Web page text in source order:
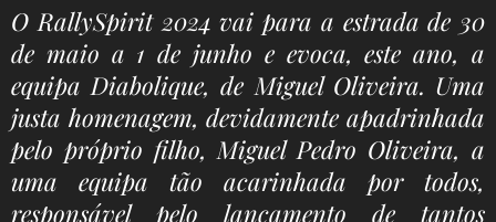
O RallySpirit 2024 vai para a estrada de 30
de maio a 1 de junho e evoca, este ano, a
equipa Diabolique, de Miguel Oliveira. Uma
justa homenagem, devidamente apadrinhada
pelo próprio filho, Miguel Pedro Oliveira, a
uma equipa tão acarinhada por todos,
responsável pelo lançamento de tantos